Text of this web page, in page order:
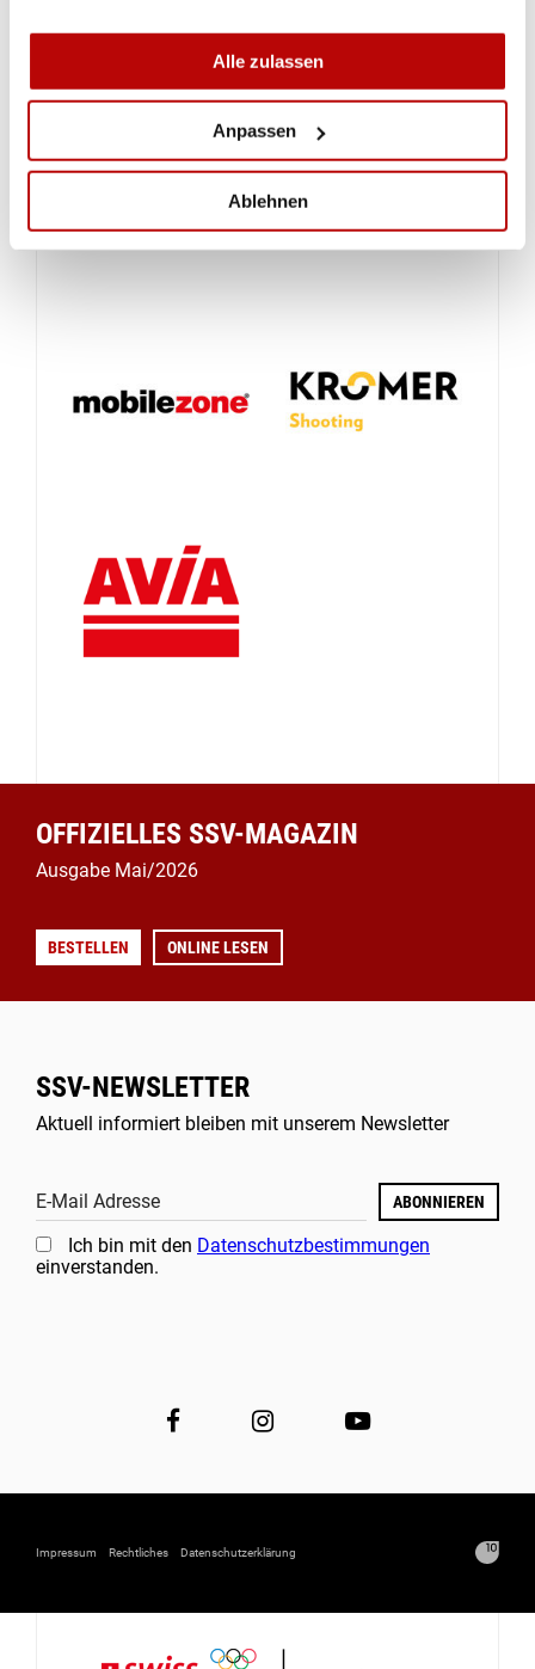
Alle zulassen
Anpassen
Ablehnen
OFFIZIELLES SSV-MAGAZIN
Ausgabe Mai/2026
BESTELLEN ONLINE LESEN
SSV-NEWSLETTER
Aktuell informiert bleiben mit unserem Newsletter
E-Mail Adresse ABONNIEREN
Ich bin mit den Datenschutzbestimmungen
einverstanden.
Impressum Rechtliches Datenschutzerklärung